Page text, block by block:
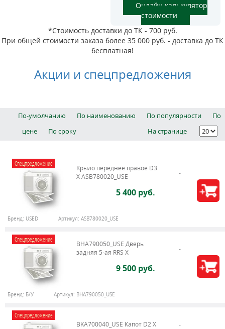
Онлайн калькулятор
стоимости
*Стоимость доставки до ТК - 700 руб.
При общей стоимости заказа более 35 000 руб. - доставка до ТК
бесплатная!
Акции и спецпредложения
По-умолчанию По наименованию По популярности
По
цене
По сроку На странице
Спецпредложение
Крыло переднее правое D3
X ASB780020_USE
5 400 руб.
Бренд: USED Артикул: ASB780020_USE
Спецпредложение
BHA790050_USE Дверь
задняя 5-ая RRS X
9 500 руб.
Бренд: Б/У Артикул: BHA790050_USE
Спецпредложение
BKA700040_USE Капот D2 X